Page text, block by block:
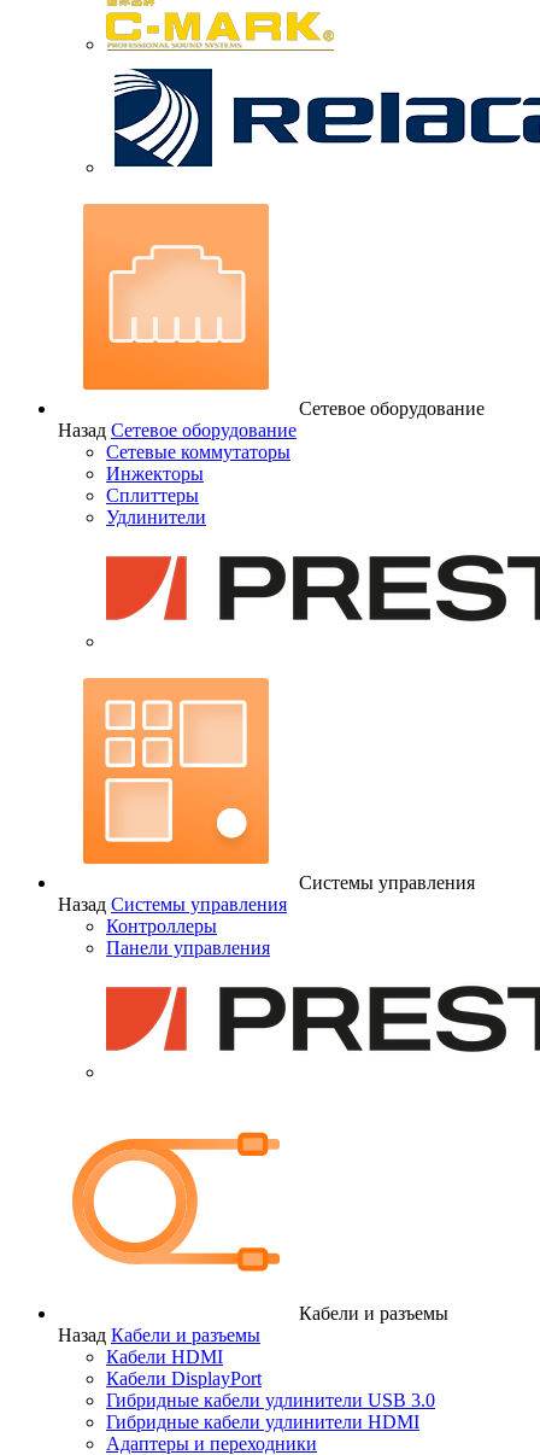
Сетевое оборудование
Назад Сетевое оборудование
Сетевые коммутаторы
Инжекторы
Сплиттеры
Удлинители
Системы управления
Назад Системы управления
Контроллеры
Панели управления
Кабели и разъемы
Назад Кабели и разъемы
Кабели HDMI
Кабели DisplayPort
Гибридные кабели удлинители USB 3.0
Гибридные кабели удлинители HDMI
Адаптеры и переходники